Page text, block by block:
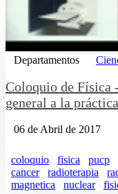
Departamentos
Coloquio de Física
general a la
06 de Abril de 2017
coloquio fisica pucp
cancer
radioterapia
magnetica
nuclear